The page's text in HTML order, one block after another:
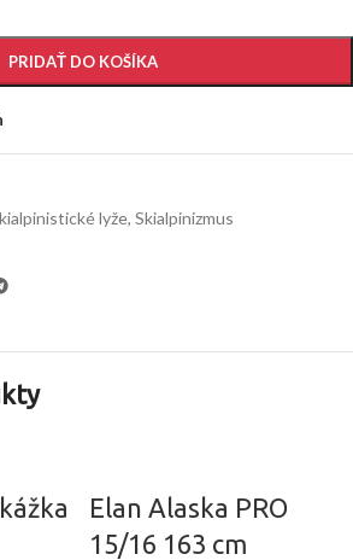
PRIDAŤ DO KOŠÍKA
lyže, Skialpinizmus
Elan Alaska PRO
15/16 163 cm